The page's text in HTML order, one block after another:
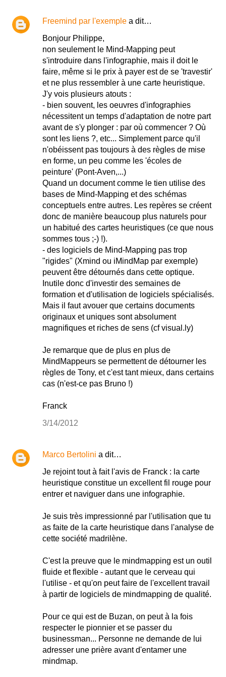
Freemind par l'exemple a dit…
Bonjour Philippe,
non seulement le Mind-Mapping peut
s'introduire dans l'infographie, mais il doit le
faire, même si le prix à payer est de se 'travestir'
et ne plus ressembler à une carte heuristique.
J'y vois plusieurs atouts :
- bien souvent, les oeuvres d'infographies
nécessitent un temps d'adaptation de notre part
avant de s'y plonger : par où commencer ? Où
sont les liens ?, etc... Simplement parce qu'il
n'obéissent pas toujours à des règles de mise
en forme, un peu comme les 'écoles de
peinture' (Pont-Aven,...)
Quand un document comme le tien utilise des
bases de Mind-Mapping et des schémas
conceptuels entre autres. Les repères se créent
donc de manière beaucoup plus naturels pour
un habitué des cartes heuristiques (ce que nous
sommes tous ;-) !).
- des logiciels de Mind-Mapping pas trop
"rigides" (Xmind ou iMindMap par exemple)
peuvent être détournés dans cette optique.
Inutile donc d'investir des semaines de
formation et d'utilisation de logiciels spécialisés.
Mais il faut avouer que certains documents
originaux et uniques sont absolument
magnifiques et riches de sens (cf visual.ly)
Je remarque que de plus en plus de
MindMappeurs se permettent de détourner les
règles de Tony, et c'est tant mieux, dans certains
cas (n'est-ce pas Bruno !)
Franck
3/14/2012
Marco Bertolini a dit…
Je rejoint tout à fait l'avis de Franck : la carte
heuristique constitue un excellent fil rouge pour
entrer et naviguer dans une infographie.
Je suis très impressionné par l'utilisation que tu
as faite de la carte heuristique dans l'analyse de
cette société madrilène.
C'est la preuve que le mindmapping est un outil
fluide et flexible - autant que le cerveau qui
l'utilise - et qu'on peut faire de l'excellent travail
à partir de logiciels de mindmapping de qualité.
Pour ce qui est de Buzan, on peut à la fois
respecter le pionnier et se passer du
businessman... Personne ne demande de lui
adresser une prière avant d'entamer une
mindmap.